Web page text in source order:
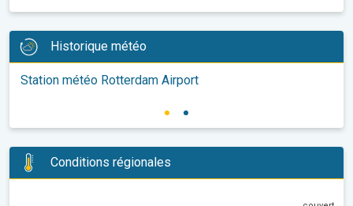
Historique météo
Station météo Rotterdam Airport
Conditions régionales